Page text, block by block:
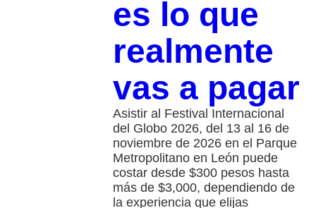
es lo que
realmente
vas a pagar
Asistir al Festival Internacional
del Globo 2026, del 13 al 16 de
noviembre de 2026 en el Parque
Metropolitano en León puede
costar desde $300 pesos hasta
más de $3,000, dependiendo de
la experiencia que elijas